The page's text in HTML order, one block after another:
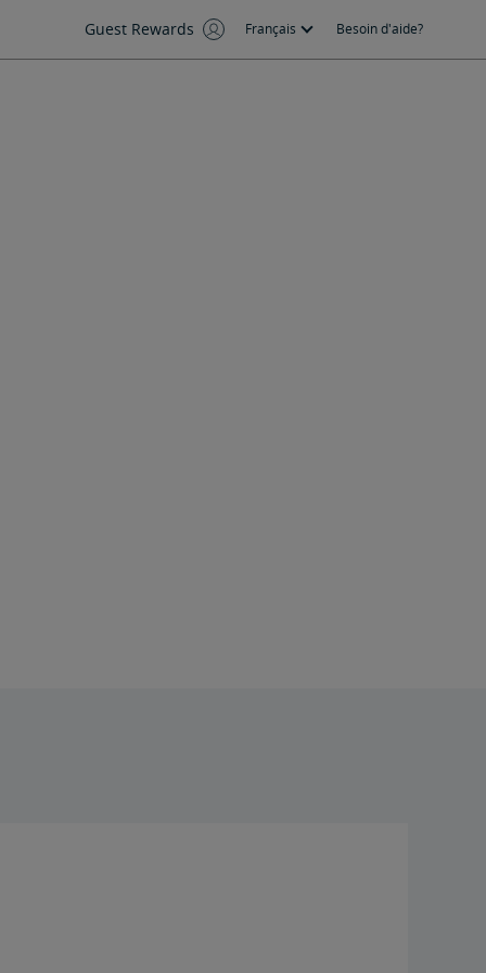
Guest Rewards Français Besoin d'aide?